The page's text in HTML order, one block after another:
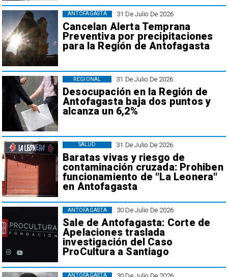
31 De Julio De 2026
Cancelan Alerta Temprana
Preventiva por precipitaciones
para la Región de Antofagasta
ANTOFAGASTA
31 De Julio De 2026
Desocupación en la Región de
Antofagasta baja dos puntos y
alcanza un 6,2%
REGIONAL
31 De Julio De 2026
Baratas vivas y riesgo de
contaminación cruzada: Prohiben
funcionamiento de "La Leonera"
en Antofagasta
SALUD
30 De Julio De 2026
Sale de Antofagasta: Corte de
Apelaciones traslada
investigación del Caso
ProCultura a Santiago
ANTOFAGASTA
ANTOFAGASTA